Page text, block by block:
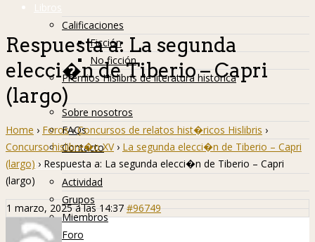
Libros
Calificaciones
Ficción
No ficción
Premios Hislibris de literatura histórica
Info
Sobre nosotros
FAQs
Contacto
Hislibreños
Actividad
Grupos
Miembros
Foro
Respuesta a: La segunda
elecci�n de Tiberio – Capri
(largo)
Home › Foros › Concursos de relatos hist�ricos Hislibris ›
Concurso hislibre�o XV › La segunda elecci�n de Tiberio – Capri
(largo) › Respuesta a: La segunda elecci�n de Tiberio – Capri
(largo)
1 marzo, 2025 a las 14:37 #96749